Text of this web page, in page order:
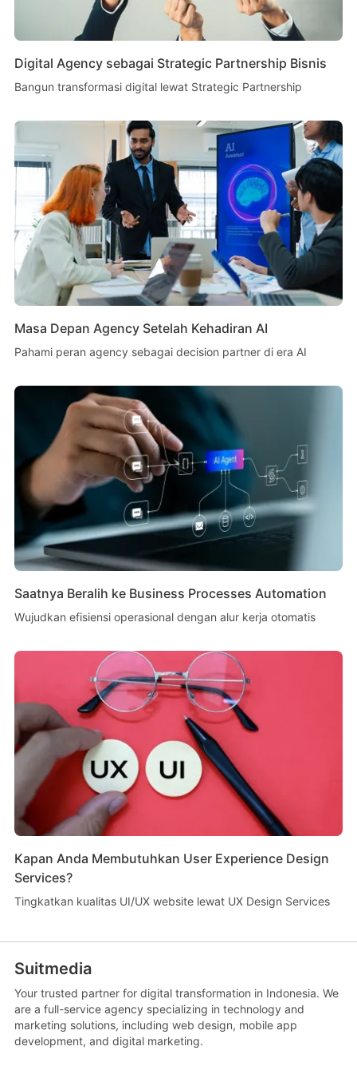
Digital Agency sebagai Strategic Partnership Bisnis
Bangun transformasi digital lewat Strategic Partnership
Masa Depan Agency Setelah Kehadiran AI
Pahami peran agency sebagai decision partner di era AI
Saatnya Beralih ke Business Processes Automation
Wujudkan efisiensi operasional dengan alur kerja otomatis
Kapan Anda Membutuhkan User Experience Design
Services?
Tingkatkan kualitas UI/UX website lewat UX Design Services
Suitmedia
Your trusted partner for digital transformation in Indonesia. We
are a full-service agency specializing in technology and
marketing solutions, including web design, mobile app
development, and digital marketing.